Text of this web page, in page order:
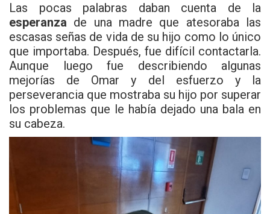
Las pocas palabras daban cuenta de la
esperanza de una madre que atesoraba las
escasas señas de vida de su hijo como lo único
que importaba. Después, fue difícil contactarla.
Aunque luego fue describiendo algunas
mejorías de Omar y del esfuerzo y la
perseverancia que mostraba su hijo por superar
los problemas que le había dejado una bala en
su cabeza.